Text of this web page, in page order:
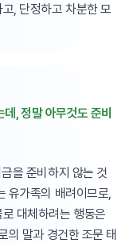
, 단정하고 차분한 모
, 정말 아무것도 준비
을 준비하지 않는 것
유가족의 배려이므로,
대체하려는 행동은
의 말과 경건한 조문 태